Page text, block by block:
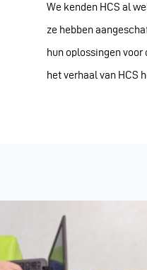
We kenden HCS al
ze hebben
hun oplossingen
het verhaal van HCS